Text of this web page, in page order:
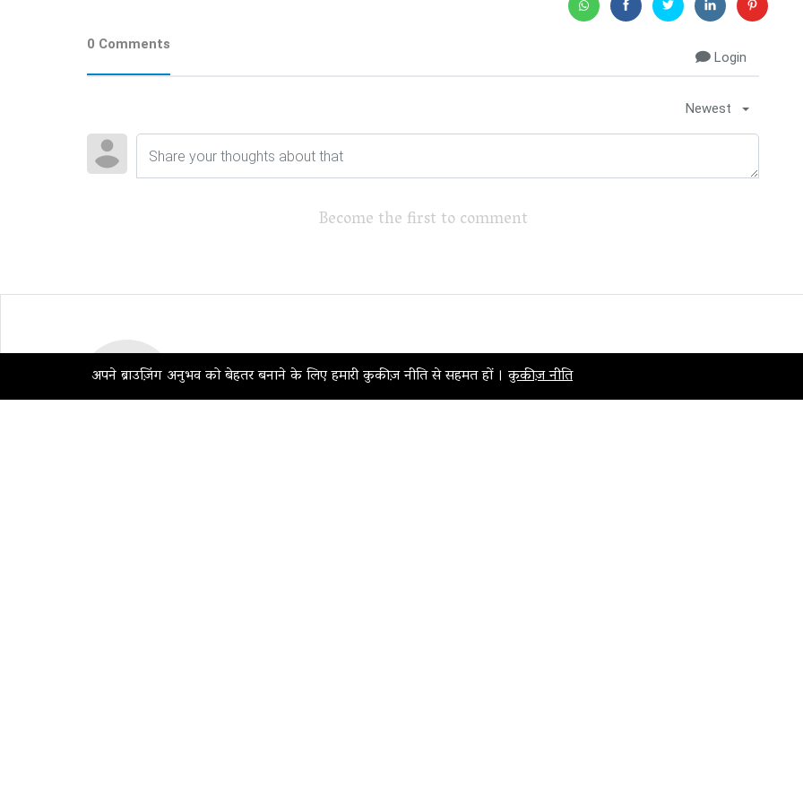
0 Comments
Login
Newest
Become the first to comment
अपने ब्राउज़िंग अनुभव को बेहतर बनाने के लिए हमारी कुकीज़ नीति से सहमत हों । कुकीज़ नीति